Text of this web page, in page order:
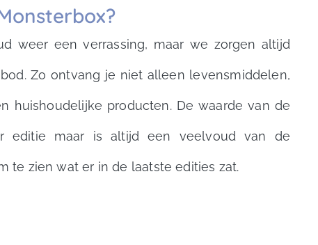
weer een verrassing, maar we zorgen altijd
Zo ontvang je niet alleen levensmiddelen,
huishoudelijke producten. De waarde van de
editie maar is altijd een veelvoud van de
te zien wat er in de laatste edities zat.